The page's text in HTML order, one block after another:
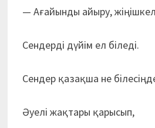
— Ағайынды айыру,
Сендерді дүйім ел біледі.
Сендер қазақша не
Әуелі жақтары қарысып,